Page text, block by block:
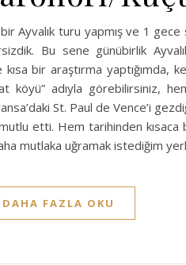
bir Ayvalık turu yapmış ve 1
Bu sene günübirlik
bir araştırma yaptığımda,
köyü” adıyla görebilirsiniz,
St. Paul de Vence’i
etti. Hem tarihinden
mutlaka uğramak istediğim
DAHA FAZLA OKU